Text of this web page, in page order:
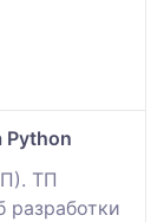
Python
ТП